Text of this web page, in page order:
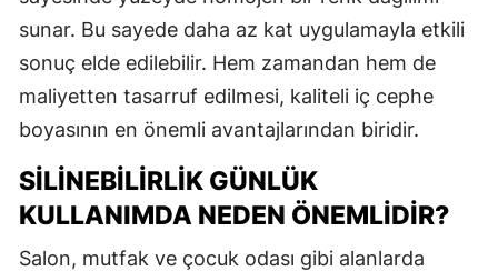
sunar. Bu sayede daha az kat uygulamayla etkili
sonuç elde edilebilir. Hem zamandan hem de
maliyetten tasarruf edilmesi, kaliteli iç cephe
boyasının en önemli avantajlarından biridir.
SILINEBILIRLIK GÜNLÜK
KULLANIMDA NEDEN ÖNEMLIDIR?
Salon, mutfak ve çocuk odası gibi alanlarda